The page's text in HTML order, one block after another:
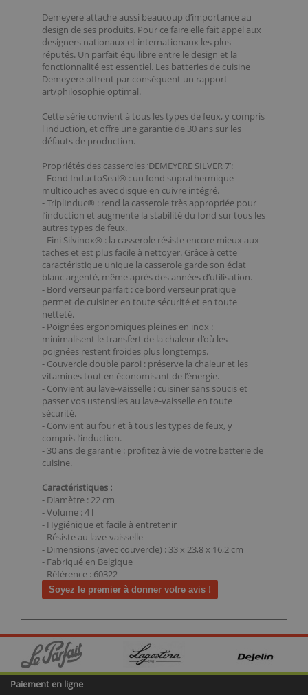
Demeyere attache aussi beaucoup d’importance au
design de ses produits. Pour ce faire elle fait appel aux
designers nationaux et internationaux les plus
réputés. Un parfait équilibre entre le design et la
fonctionnalité est essentiel. Les batteries de cuisine
Demeyere offrent par conséquent un rapport
art/philosophie optimal.
Cette série convient à tous les types de feux, y compris
l'induction, et offre une garantie de 30 ans sur les
défauts de production.
Propriétés des casseroles ‘DEMEYERE SILVER 7’:
- Fond InductoSeal® : un fond suprathermique
multicouches avec disque en cuivre intégré.
- TriplInduc® : rend la casserole très appropriée pour
l’induction et augmente la stabilité du fond sur tous les
autres types de feux.
- Fini Silvinox® : la casserole résiste encore mieux aux
taches et est plus facile à nettoyer. Grâce à cette
caractéristique unique la casserole garde son éclat
blanc argenté, même après des années d’utilisation.
- Bord verseur parfait : ce bord verseur pratique
permet de cuisiner en toute sécurité et en toute
netteté.
- Poignées ergonomiques pleines en inox :
minimalisent le transfert de la chaleur d’où les
poignées restent froides plus longtemps.
- Couvercle double paroi : préserve la chaleur et les
vitamines tout en économisant de l’énergie.
- Convient au lave-vaisselle : cuisiner sans soucis et
passer vos ustensiles au lave-vaisselle en toute
sécurité.
- Convient au four et à tous les types de feux, y
compris l’induction.
- 30 ans de garantie : profitez à vie de votre batterie de
cuisine.
Caractéristiques :
- Diamètre : 22 cm
- Volume : 4 l
- Hygiénique et facile à entretenir
- Résiste au lave-vaisselle
- Dimensions (avec couvercle) : 33 x 23,8 x 16,2 cm
- Fabriqué en Belgique
- Référence : 60322
Soyez le premier à donner votre avis !
Paiement en ligne